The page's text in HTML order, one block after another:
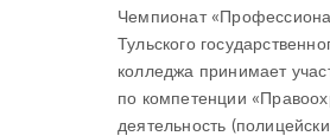
Чемпионат
Тульского
колледжа принимает
по компетенции
деятельность